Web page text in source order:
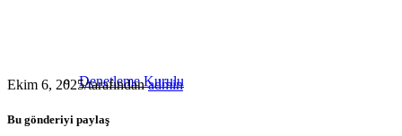
Denetleme Kurulu
Ekim 6, 2025/tarafındanadmin
Bu gönderiyi paylaş